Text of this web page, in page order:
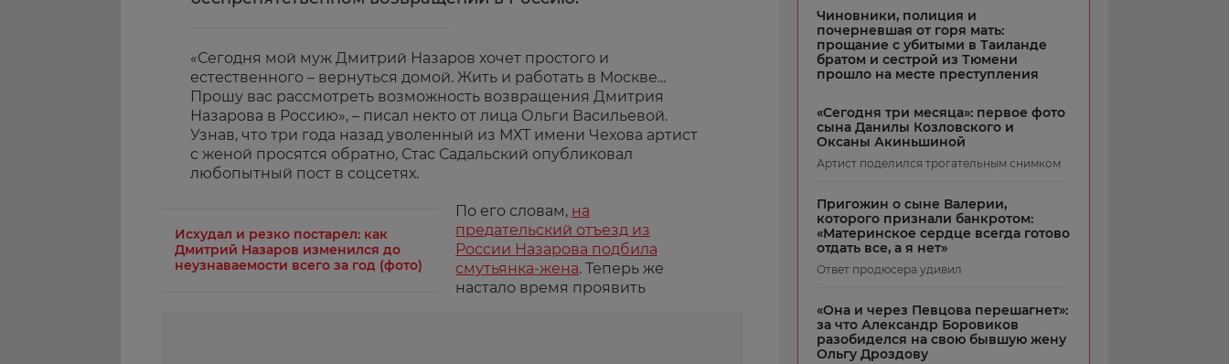
«Сегодня мой муж Дмитрий Назаров хочет простого и
естественного – вернуться домой. Жить и работать в Москве...
Прошу вас рассмотреть возможность возвращения Дмитрия
Назарова в Россию», – писал некто от лица Ольги Васильевой.
Узнав, что три года назад уволенный из МХТ имени Чехова артист
с женой просятся обратно, Стас Садальский опубликовал
любопытный пост в соцсетях.
Исхудал и резко постарел: как
Дмитрий Назаров изменился до
неузнаваемости всего за год (фото)
По его словам, на
предательский отъезд из
России Назарова подбила
смутьянка-жена. Теперь же
настало время проявить
Чиновники, полиция и
почерневшая от горя мать:
прощание с убитыми в Таиланде
братом и сестрой из Тюмени
прошло на месте преступления
«Сегодня три месяца»: первое фото
сына Данилы Козловского и
Оксаны Акиньшиной
Артист поделился трогательным снимком
Пригожин о сыне Валерии,
которого признали банкротом:
«Материнское сердце всегда готово
отдать все, а я нет»
Ответ продюсера удивил
«Она и через Певцова перешагнет»:
за что Александр Боровиков
разобиделся на свою бывшую жену
Ольгу Дроздову